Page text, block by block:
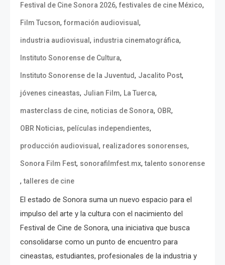
Festival de Cine Sonora 2026, festivales de cine México,
Film Tucson, formación audiovisual ,
industria audiovisual , industria cinematográfica,
Instituto Sonorense de Cultura,
Instituto Sonorense de la Juventud, Jacalito Post,
jóvenes cineastas, Julian Film, La Tuerca,
masterclass de cine, noticias de Sonora, OBR,
OBR Noticias, películas independientes,
producción audiovisual , realizadores sonorenses,
Sonora Film Fest, sonorafilmfest.mx,talento sonorense
,talleres de cine
El estado de Sonora suma un nuevo espacio para el
impulso del arte y la cultura con el nacimiento del
Festival de Cine de Sonora, una iniciativa que busca
consolidarse como un punto de encuentro para
cineastas, estudiantes, profesionales de la industria y